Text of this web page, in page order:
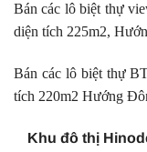
Bán các lô biệt thự
diện tích 225m2,
Bán các lô biệt thự
tích 220m2 Hướng
Khu đô thị